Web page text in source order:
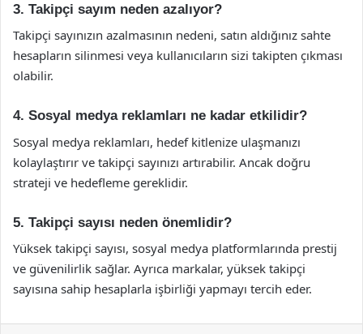
3. Takipçi sayım neden azalıyor?
Takipçi sayınızın azalmasının nedeni, satın aldığınız sahte
hesapların silinmesi veya kullanıcıların sizi takipten çıkması
olabilir.
4. Sosyal medya reklamları ne kadar etkilidir?
Sosyal medya reklamları, hedef kitlenize ulaşmanızı
kolaylaştırır ve takipçi sayınızı artırabilir. Ancak doğru
strateji ve hedefleme gereklidir.
5. Takipçi sayısı neden önemlidir?
Yüksek takipçi sayısı, sosyal medya platformlarında prestij
ve güvenilirlik sağlar. Ayrıca markalar, yüksek takipçi
sayısına sahip hesaplarla işbirliği yapmayı tercih eder.